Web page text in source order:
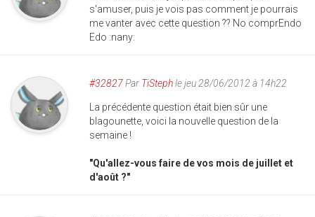
s'amuser, puis je vois pas comment je pourrais
me vanter avec cette question ?? No comprEndo
Edo :nany:
#32827Par TiStephle jeu 28/06/2012 à 14h22
La précédente question était bien sûr une
blagounette, voici la nouvelle question de la
semaine !
"Qu'allez-vous faire de vos mois de juillet et
d'août ?"